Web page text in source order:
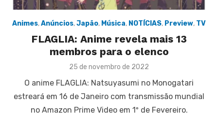
Animes,Anúncios,Japão, Música, NOTÍCIAS, Preview, TV
FLAGLIA: Anime revela mais 13
membros para o elenco
Posted
25 de novembro de 2022
O anime FLAGLIA: Natsuyasumi no Monogatari
estreará em 16 de Janeiro com transmissão mundial
no Amazon Prime Video em 1º de Fevereiro.